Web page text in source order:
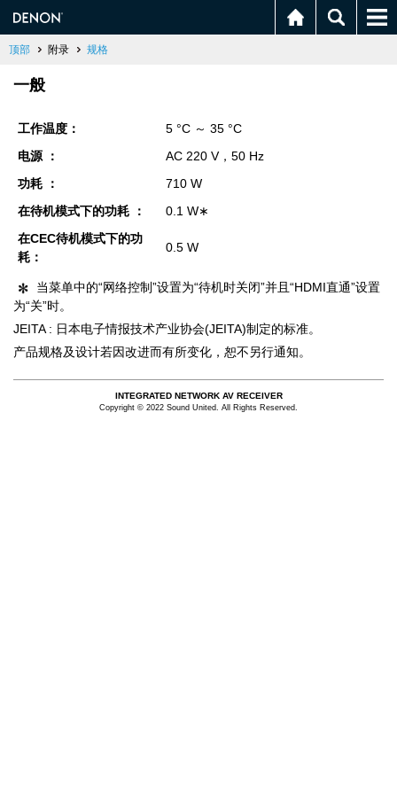
顶部 附录 规格
一般
工作温度：
5 °C ～ 35 °C
电源 ：
AC 220 V，50 Hz
功耗 ：
710 W
在待机模式下的功耗 ：
0.1 W∗
在CEC待机模式下的功
耗：
0.5 W
当菜单中的“网络控制”设置为“待机时关闭”并且“HDMI直通”设置
为“关”时。
JEITA : 日本电子情报技术产业协会(JEITA)制定的标准。
产品规格及设计若因改进而有所变化，恕不另行通知。
INTEGRATED NETWORK AV RECEIVER
Copyright © 2022 Sound United. All Rights Reserved.